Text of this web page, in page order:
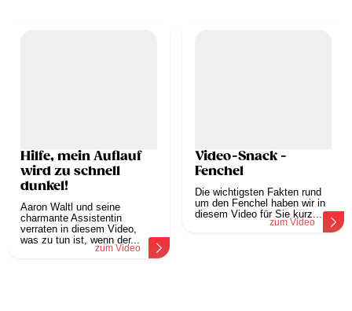
Hilfe, mein Auflauf
wird zu schnell
dunkel!
Aaron Waltl und seine
charmante Assistentin
verraten in diesem Video,
was zu tun ist, wenn der...
zum Video
Video-Snack -
Fenchel
Die wichtigsten Fakten rund
um den Fenchel haben wir in
diesem Video für Sie kurz...
zum Video